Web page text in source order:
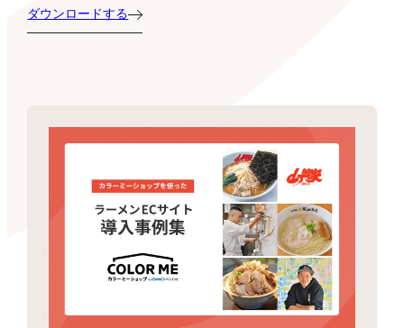
ダウンロードする